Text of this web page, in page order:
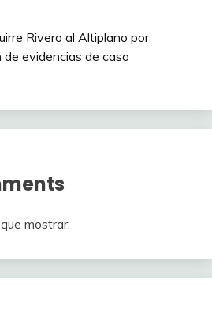
Rivero al Altiplano por
evidencias de caso
mostrar.